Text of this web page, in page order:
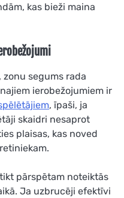
kas bieži maina
zonu segums rada
ierobežojumiem ir
, īpaši, ja
skaidri nesaprot
plaisas, kas noved
pārspētam noteiktās
Ja uzbrucēji efektīvi